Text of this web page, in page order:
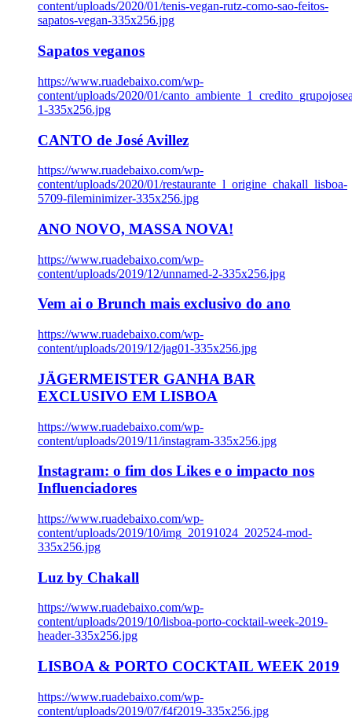
content/uploads/2020/01/tenis-vegan-rutz-como-sao-feitos-
sapatos-vegan-335x256.jpg
Sapatos veganos
https://www.ruadebaixo.com/wp-
content/uploads/2020/01/
1-335x256.jpg
CANTO de José Avillez
https://www.ruadebaixo.com/wp-
content/uploads/2020/01/restaurante_l_origine_chakall_lisboa-
5709-fileminimizer-335x256.jpg
ANO NOVO, MASSA NOVA!
https://www.ruadebaixo.com/wp-
content/uploads/2019/12/unnamed-2-335x256.jpg
Vem ai o Brunch mais exclusivo do ano
https://www.ruadebaixo.com/wp-
content/uploads/2019/12/jag01-335x256.jpg
JÄGERMEISTER GANHA BAR
EXCLUSIVO EM LISBOA
https://www.ruadebaixo.com/wp-
content/uploads/2019/11/instagram-335x256.jpg
Instagram: o fim dos Likes e o impacto nos
Influenciadores
https://www.ruadebaixo.com/wp-
content/uploads/2019/10/img_20191024_202524-mod-
335x256.jpg
Luz by Chakall
https://www.ruadebaixo.com/wp-
content/uploads/2019/10/lisboa-porto-cocktail-week-2019-
header-335x256.jpg
LISBOA & PORTO COCKTAIL WEEK 2019
https://www.ruadebaixo.com/wp-
content/uploads/2019/07/f4f2019-335x256.jpg